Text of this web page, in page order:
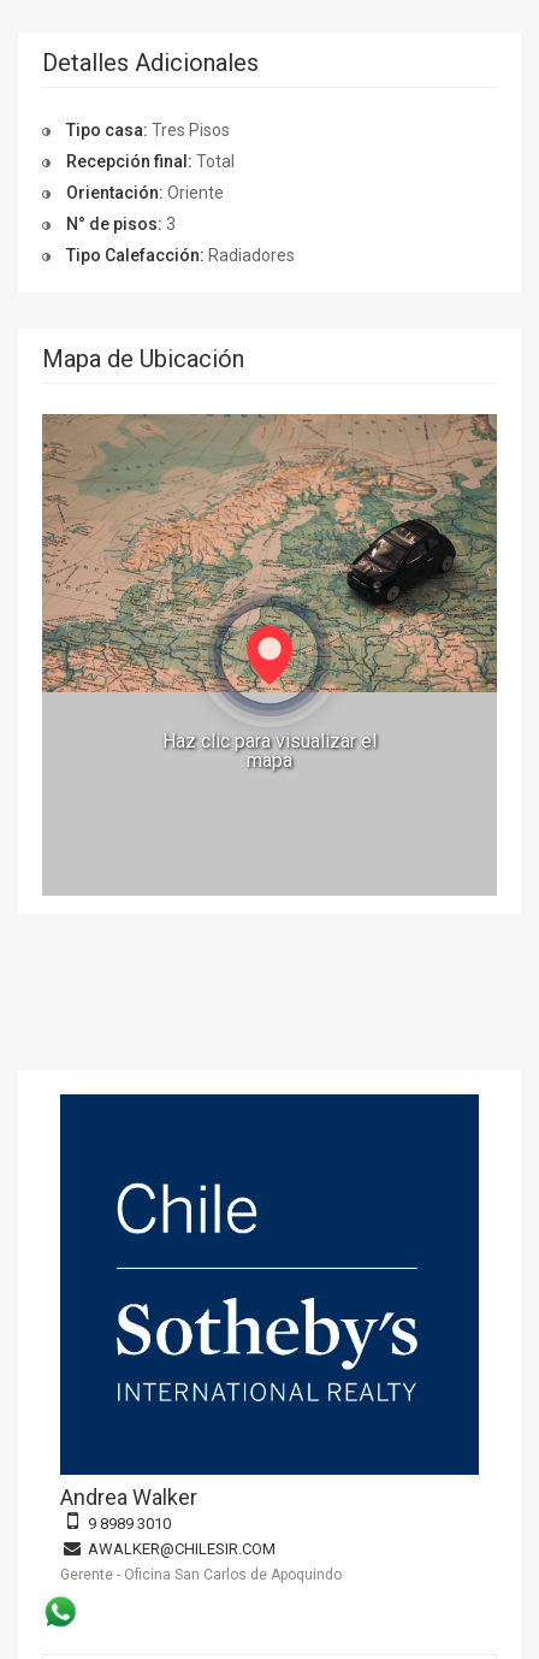
Detalles Adicionales
Tipo casa: Tres Pisos
Recepción final: Total
Orientación: Oriente
N° de pisos: 3
Tipo Calefacción: Radiadores
Mapa de Ubicación
Haz clic para visualizar el
mapa
Andrea Walker
9 8989 3010
AWALKER@CHILESIR.COM
Gerente - Oficina San Carlos de Apoquindo